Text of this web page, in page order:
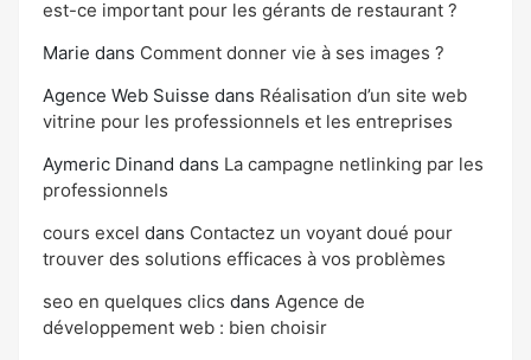
est-ce important pour les gérants de restaurant ?
Marie dans Comment donner vie à ses images ?
Agence Web Suisse dans Réalisation d’un site web
vitrine pour les professionnels et les entreprises
Aymeric Dinand dans La campagne netlinking par les
professionnels
cours excel dans Contactez un voyant doué pour
trouver des solutions efficaces à vos problèmes
seo en quelques clics dans Agence de
développement web : bien choisir